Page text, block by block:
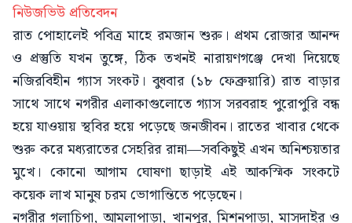
নিউজভিউ প্রতিবেদন
রাত পোহালেই পবিত্র মাহে রমজান শুরু। প্রথম রোজার আনন্দ
ও প্রস্তুতি যখন তুঙ্গে, ঠিক তখনই নারায়ণগঞ্জে দেখা দিয়েছে
নজিরবিহীন গ্যাস সংকট। বুধবার (১৮ ফেব্রুয়ারি) রাত বাড়ার
সাথে সাথে নগরীর এলাকাগুলোতে গ্যাস সরবরাহ পুরোপুরি বন্ধ
হয়ে যাওয়ায় স্থবির হয়ে পড়েছে জনজীবন। রাতের খাবার থেকে
শুরু করে মধ্যরাতের সেহরির রান্না—সবকিছুই এখন অনিশ্চয়তার
মুখে। কোনো আগাম ঘোষণা ছাড়াই এই আকস্মিক সংকটে
কয়েক লাখ মানুষ চরম ভোগান্তিতে পড়েছেন।
নগরীর গলাচিপা, আমলাপাড়া, খানপুর, মিশনপাড়া, মাসদাইর ও